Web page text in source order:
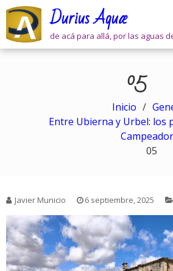
Skip
content
Durius Aquæ
de acá para allá, por las aguas
05
Inicio
Entre Ubierna y Urbel: los
Campeador
05
Javier Municio 6 septiembre, 2025